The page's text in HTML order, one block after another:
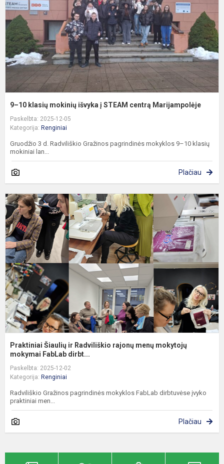
9–10 klasių mokinių išvyka į STEAM centrą Marijampolėje
Paskelbta: 2025-12-05
Kategorija: Renginiai
Gruodžio 3 d. Radviliškio Gražinos pagrindinės mokyklos 9–10 klasių
mokiniai lan...
Plačiau
Praktiniai Šiaulių ir Radviliškio rajonų menų mokytojų
mokymai FabLab dirbt...
Paskelbta: 2025-12-02
Kategorija: Renginiai
Radviliškio Gražinos pagrindinės mokyklos FabLab dirbtuvėse įvyko
praktiniai men...
Plačiau